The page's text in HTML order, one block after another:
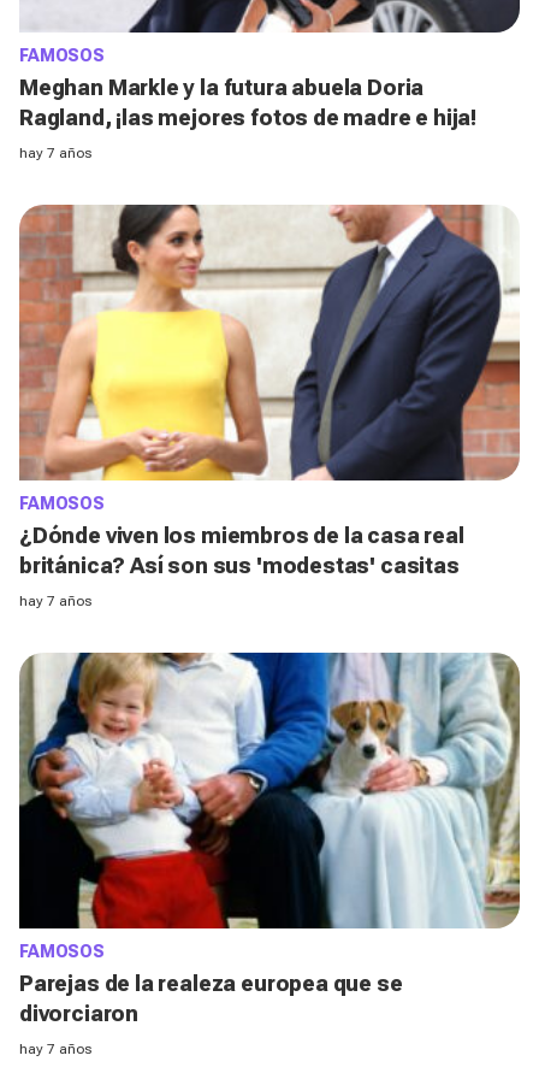
FAMOSOS
Meghan Markle y la futura abuela Doria
Ragland, ¡las mejores fotos de madre e hija!
hay 7 años
FAMOSOS
¿Dónde viven los miembros de la casa real
británica? Así son sus 'modestas' casitas
hay 7 años
FAMOSOS
Parejas de la realeza europea que se
divorciaron
hay 7 años